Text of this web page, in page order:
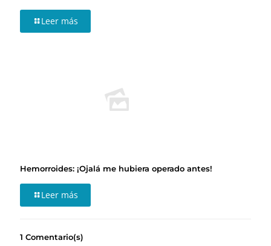
Leer más
Hemorroides: ¡Ojalá me hubiera operado antes!
Leer más
1 Comentario(s)